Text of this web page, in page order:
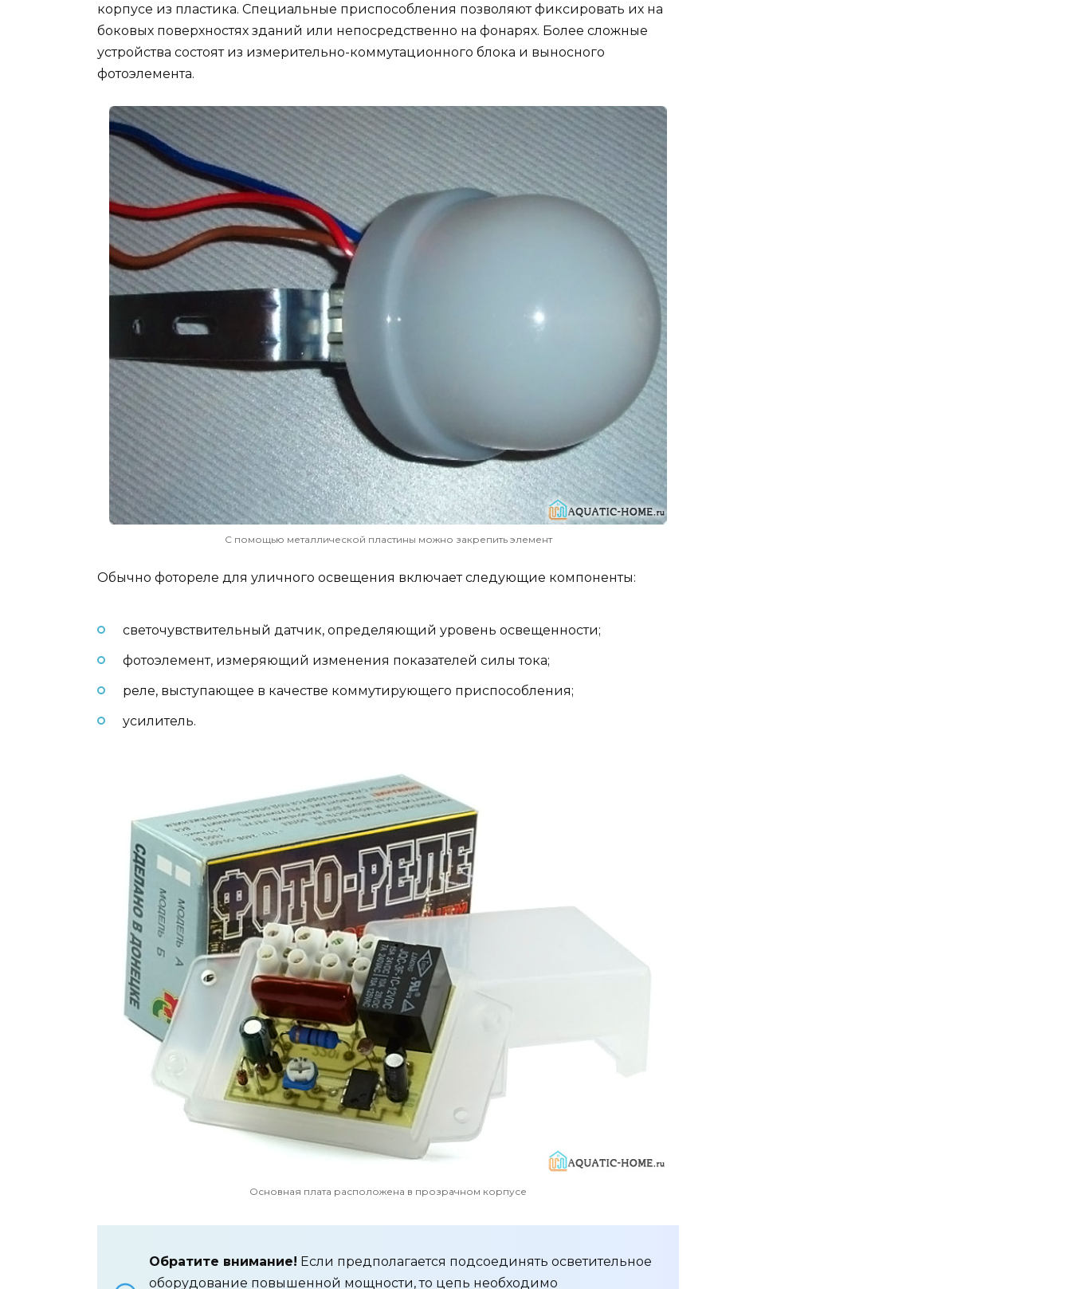
корпусе из пластика. Специальные приспособления позволяют фиксировать их на
боковых поверхностях зданий или непосредственно на фонарях. Более сложные
устройства состоят из измерительно-коммутационного блока и выносного
фотоэлемента.
С помощью металлической пластины можно закрепить элемент
Обычно фотореле для уличного освещения включает следующие компоненты:
светочувствительный датчик, определяющий уровень освещенности;
фотоэлемент, измеряющий изменения показателей силы тока;
реле, выступающее в качестве коммутирующего приспособления;
усилитель.
Основная плата расположена в прозрачном корпусе
Обратите внимание! Если предполагается подсоединять осветительное
оборудование повышенной мощности, то цепь необходимо